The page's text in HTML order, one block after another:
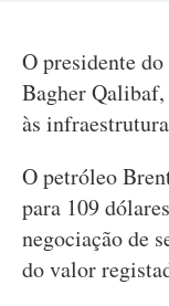
O presidente
Bagher Qalibaf,
às
O petróleo
para 109
negociação de
do valor